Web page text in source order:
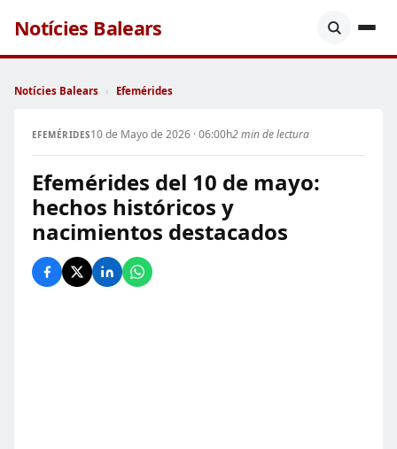
Notícies Balears
Notícies Balears › Efemérides
EFEMÉRIDES10 de Mayo de 2026 · 06:00h2 min de lectura
Efemérides del 10 de mayo:
hechos históricos y
nacimientos destacados